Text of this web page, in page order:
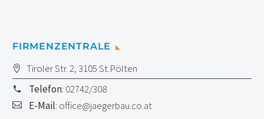
FIRMENZENTRALE
Tiroler Str. 2, 3105 St.Pölten
Telefon: 02742/308
E-Mail: office@jaegerbau.co.at